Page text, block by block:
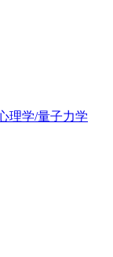
理学/量子力学